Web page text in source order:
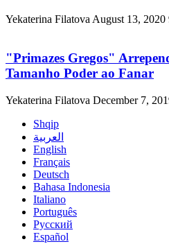
Yekaterina Filatova August 13, 2020
"Primazes Gregos"
Tamanho Poder ao Fanar
Yekaterina Filatova December 7,
Shqip
العربية
English
Français
Deutsch
Bahasa Indonesia
Italiano
Português
Русский
Español